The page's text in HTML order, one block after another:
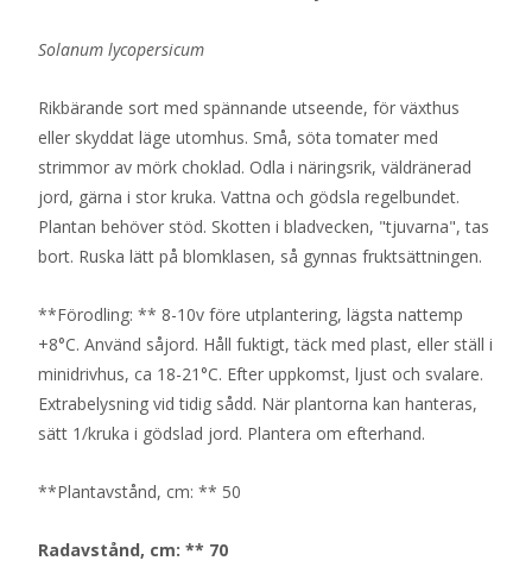
Solanum lycopersicum
Rikbärande sort med spännande utseende, för växthus
eller skyddat läge utomhus. Små, söta tomater med
strimmor av mörk choklad. Odla i näringsrik, väldränerad
jord, gärna i stor kruka. Vattna och gödsla regelbundet.
Plantan behöver stöd. Skotten i bladvecken, "tjuvarna", tas
bort. Ruska lätt på blomklasen, så gynnas fruktsättningen.
**Förodling: ** 8-10v före utplantering, lägsta nattemp
+8°C. Använd såjord. Håll fuktigt, täck med plast, eller ställ i
minidrivhus, ca 18-21°C. Efter uppkomst, ljust och svalare.
Extrabelysning vid tidig sådd. När plantorna kan hanteras,
sätt 1/kruka i gödslad jord. Plantera om efterhand.
**Plantavstånd, cm: ** 50
Radavstånd, cm: ** 70